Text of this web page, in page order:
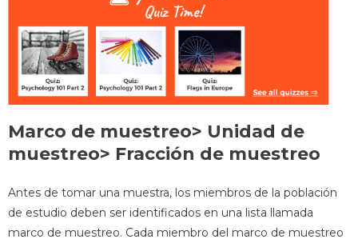
Marco de muestreo> Unidad de
muestreo> Fracción de muestreo
Antes de tomar una muestra, los miembros de la población
de estudio deben ser identificados en una lista llamada
marco de muestreo. Cada miembro del marco de muestreo